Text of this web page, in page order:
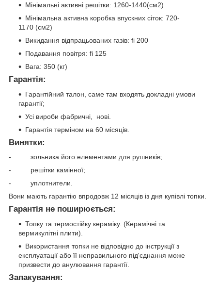
Мінімальні активні решітки: 1260-1440(см2)
Мінімальна активна коробка впускних сіток: 720-
1170 (см2)
Викидання відпрацьованих газів: fi 200
Подавання повітря: fi 125
Вага: 350 (кг)
Гарантія:
Гарантійний талон, саме там входять докладні умови
гарантії;
Усі вироби фабричні, нові.
Гарантія терміном на 60 місяців.
Винятки:
- зольника його елементами для рушників;
- решітки камінної;
- уплотнители.
Вони мають гарантію впродовж 12 місяців із дня купівлі топки.
Гарантія не поширюється:
Топку та термостійку кераміку. (Керамічні та
вермикулітні плити).
Використання топки не відповідно до інструкції з
експлуатації або її неправильного під'єднання може
призвести до анулювання гарантії.
Запакування: